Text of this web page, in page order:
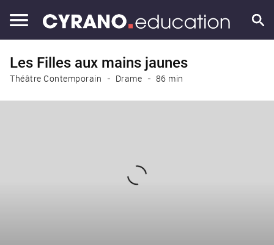
Les Filles aux mains jaunes
Théâtre Contemporain Drame 86 min